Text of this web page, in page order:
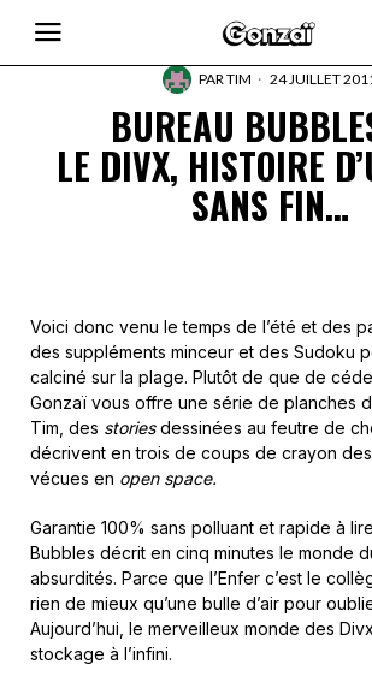
PARTIM 24 JUILLET
BUREAU
LE DIVX, HISTOIRE
SANS FIN…
Voici donc venu le temps de l’été et des
des suppléments minceur et des Sudoku
calciné sur la plage. Plutôt de que de
Gonzaï vous offre une série de planches
Tim, des storiesdessinées au feutre de
décrivent en trois de coups de crayon
vécues en open space.
Garantie 100% sans polluant et rapide à
Bubbles décrit en cinq minutes le monde
absurdités. Parce que l’Enfer c’est le
rien de mieux qu’une bulle d’air pour
Aujourd’hui, le merveilleux monde des
stockage à l’infini.